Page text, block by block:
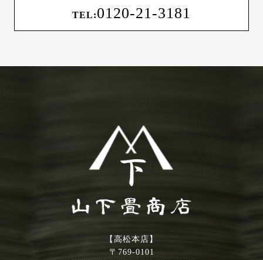
TEL:0120-21-3181
【高松本店】
〒769-0101